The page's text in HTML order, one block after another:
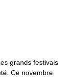
grands festivals
Ce novembre